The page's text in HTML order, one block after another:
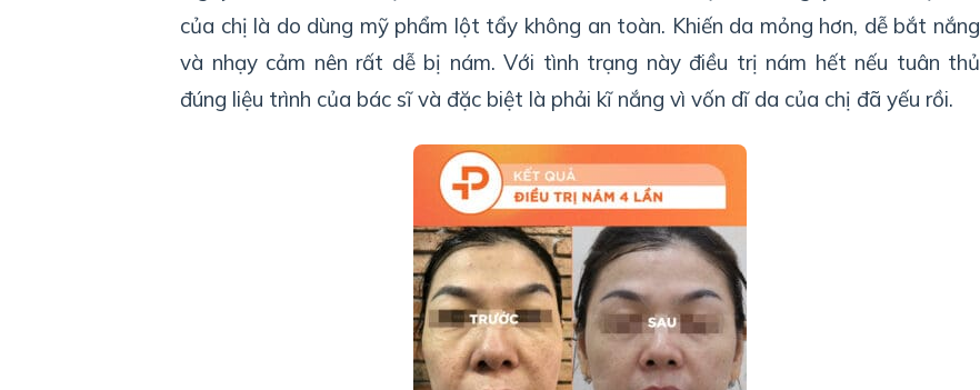
của chị là do dùng mỹ phẩm lột tẩy không an toàn. Khiến da mỏng hơn, dễ bắt nắng
và nhạy cảm nên rất dễ bị nám. Với tình trạng này điều trị nám hết nếu tuân thủ
đúng liệu trình của bác sĩ và đặc biệt là phải kĩ nắng vì vốn dĩ da của chị đã yếu rồi.